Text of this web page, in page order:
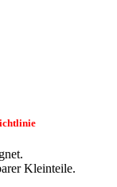
Kleinteile.